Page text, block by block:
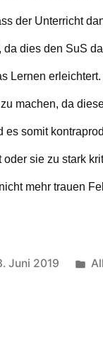
der Unterricht
da dies den SuS
Lernen
machen, da
es somit
sie zu stark
mehr trauen
Juni 2019